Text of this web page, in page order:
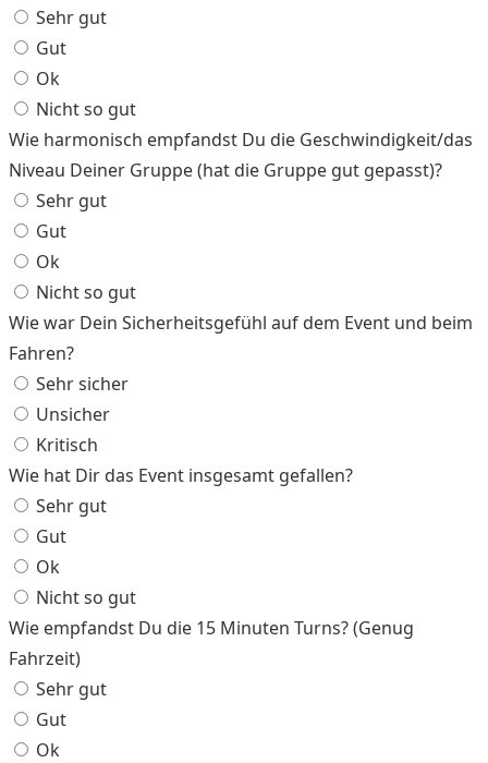
Sehr gut
Gut
Ok
Nicht so gut
Wie harmonisch empfandst Du die Geschwindigkeit/das
Niveau Deiner Gruppe (hat die Gruppe gut gepasst)?
Sehr gut
Gut
Ok
Nicht so gut
Wie war Dein Sicherheitsgefühl auf dem Event und beim
Fahren?
Sehr sicher
Unsicher
Kritisch
Wie hat Dir das Event insgesamt gefallen?
Sehr gut
Gut
Ok
Nicht so gut
Wie empfandst Du die 15 Minuten Turns? (Genug
Fahrzeit)
Sehr gut
Gut
Ok